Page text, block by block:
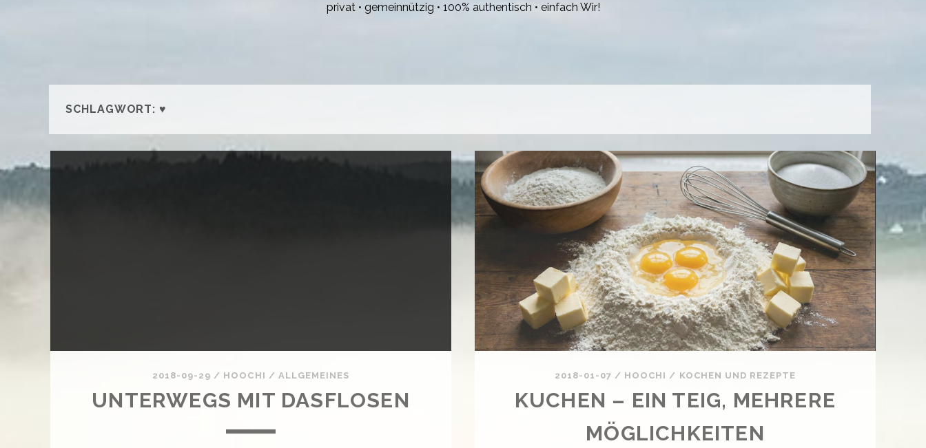
privat • gemeinnützig • 100% authentisch • einfach Wir!
SCHLAGWORT: ♥
2018-09-29 / HOOCHI / ALLGEMEINES
UNTERWEGS MIT DASFLOSEN
2018-01-07 / HOOCHI / KOCHEN UND REZEPTE
KUCHEN – EIN TEIG, MEHRERE
MÖGLICHKEITEN